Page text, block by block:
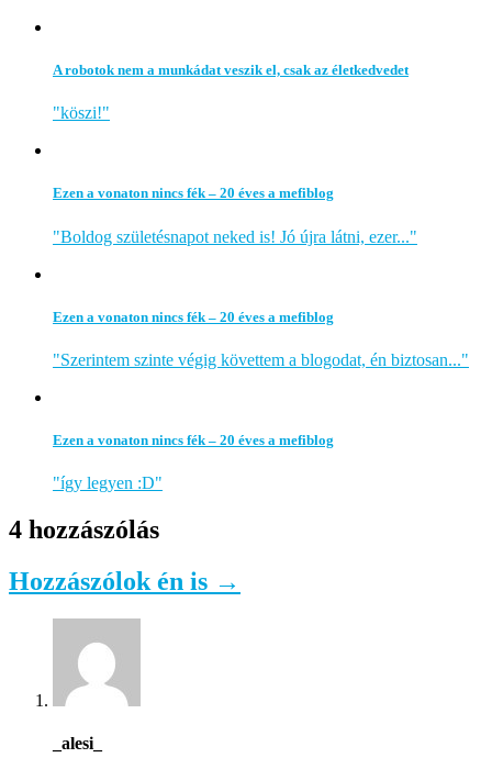
A robotok nem a munkádat veszik el, csak az életkedvedet
"köszi!"
Ezen a vonaton nincs fék – 20 éves a mefiblog
"Boldog születésnapot neked is! Jó újra látni, ezer..."
Ezen a vonaton nincs fék – 20 éves a mefiblog
"Szerintem szinte végig követtem a blogodat, én biztosan..."
Ezen a vonaton nincs fék – 20 éves a mefiblog
"így legyen :D"
4 hozzászólás
Hozzászólok én is →
_alesi_